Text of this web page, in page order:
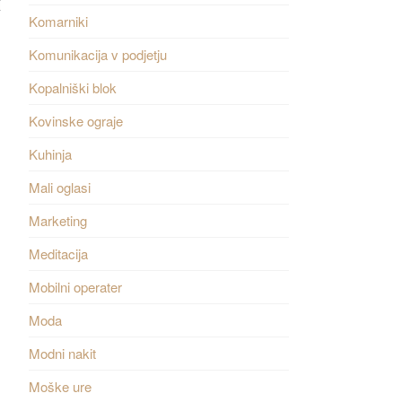
Komarniki
Komunikacija v podjetju
Kopalniški blok
Kovinske ograje
Kuhinja
Mali oglasi
Marketing
Meditacija
Mobilni operater
Moda
Modni nakit
Moške ure